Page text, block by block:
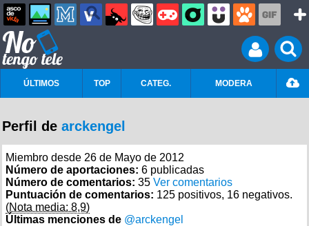
ÚLTIMOS TOP CATEG. MODERA
Perfil de arckengel
Miembro desde 26 de Mayo de 2012
Número de aportaciones: 6 publicadas
Número de comentarios: 35 Ver comentarios
Puntuación de comentarios: 125 positivos, 16 negativos.
(Nota media: 8,9)
Últimas menciones de @arckengel